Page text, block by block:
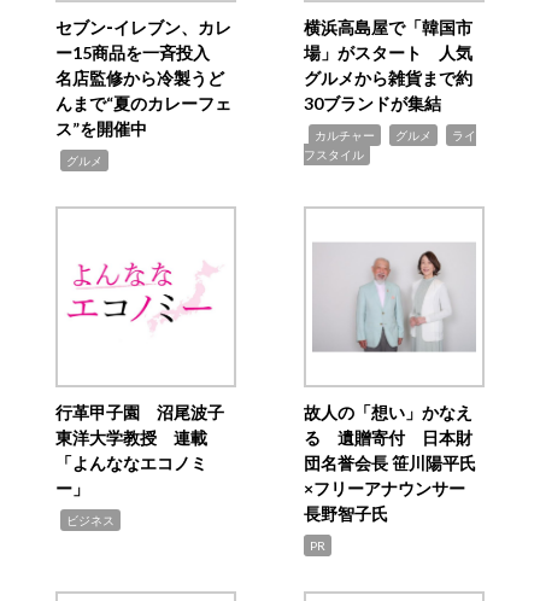
セブン‐イレブン、カレ
ー15商品を一斉投入
名店監修から冷製うど
んまで“夏のカレーフェ
ス”を開催中
グルメ
横浜高島屋で「韓国市
場」がスタート 人気
グルメから雑貨まで約
30ブランドが集結
カルチャー グルメ
ライ
フスタイル
行革甲子園 沼尾波子
東洋大学教授 連載
「よんななエコノミ
ー」
ビジネス
故人の「想い」かなえ
る 遺贈寄付 日本財
団名誉会長 笹川陽平氏
×フリーアナウンサー
長野智子氏
PR